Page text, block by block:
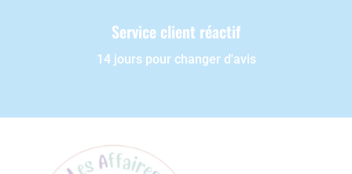
Service client réactif
14 jours pour changer d'avis